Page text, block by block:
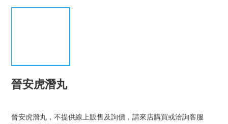
晉安虎潛丸
晉安虎潛丸，不提供線上販售及詢價，請來店購買或洽詢客服